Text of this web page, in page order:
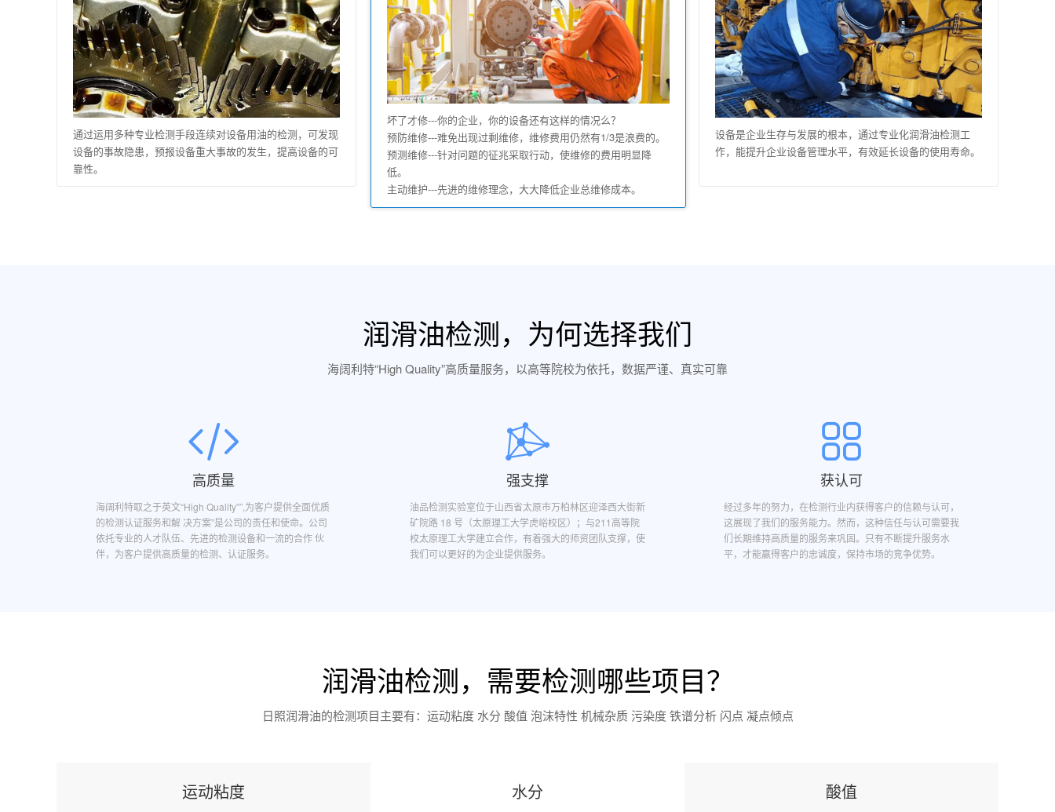
通过运用多种专业检测手段连续对设备用油的检测，可发现
设备的事故隐患，预报设备重大事故的发生，提高设备的可
靠性。
坏了才修---你的企业，你的设备还有这样的情况么？
预防维修---难免出现过剩维修，维修费用仍然有1/3是浪费的。
预测维修---针对问题的征兆采取行动，使维修的费用明显降
低。
主动维护---先进的维修理念，大大降低企业总维修成本。
设备是企业生存与发展的根本，通过专业化润滑油检测工
作，能提升企业设备管理水平，有效延长设备的使用寿命。
润滑油检测，为何选择我们
海阔利特“High Quality”高质量服务，以高等院校为依托，数据严谨、真实可靠
高质量
海阔利特取之于英文“High Quality””,为客户提供全面优质
的检测认证服务和解 决方案”是公司的责任和使命。公司
依托专业的人才队伍、先进的检测设备和一流的合作 伙
伴，为客户提供高质量的检测、认证服务。
强支撑
油品检测实验室位于山西省太原市万柏林区迎泽西大街新
矿院路 18 号（太原理工大学虎峪校区）；与211高等院
校太原理工大学建立合作，有着强大的师资团队支撑，使
我们可以更好的为企业提供服务。
获认可
经过多年的努力，在检测行业内获得客户的信赖与认可，
这展现了我们的服务能力。然而，这种信任与认可需要我
们长期维持高质量的服务来巩固。只有不断提升服务水
平，才能赢得客户的忠诚度，保持市场的竞争优势。
润滑油检测，需要检测哪些项目？
日照润滑油的检测项目主要有：运动粘度 水分 酸值 泡沫特性 机械杂质 污染度 铁谱分析 闪点 凝点倾点
运动粘度 水分 酸值